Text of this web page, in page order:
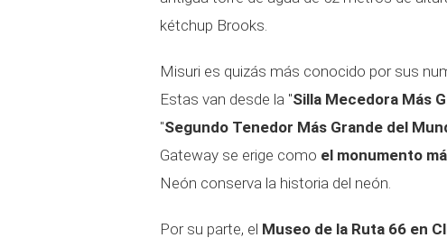
kétchup Brooks.
Misuri es quizás más conocido por sus
Estas van desde la "Silla Mecedora Más
"Segundo Tenedor Más Grande del
Gateway se erige como el monumento
Neón conserva la historia del neón.
Por su parte, el Museo de la Ruta 66 en